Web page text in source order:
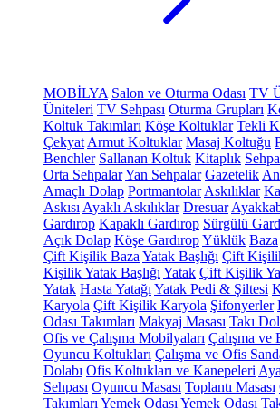
MOBİLYA Salon ve Oturma Odası TV
Üniteleri TV Sehpası Oturma Grupları
Koltuk Takımları Köşe Koltuklar Tekli
Çekyat Armut Koltuklar Masaj Koltuğu
Benchler Sallanan Koltuk Kitaplık
Orta SehpalarYan Sehpalar Gazetelik
Amaçlı Dolap Portmantolar Askılıklar
Askısı Ayaklı Askılıklar Dresuar
Gardırop Kapaklı Gardırop Sürgülü
Açık Dolap Köşe GardıropYüklük Baza
Çift Kişilik Baza Yatak Başlığı Çift
Kişilik Yatak Başlığı Yatak Çift Kişilik
Yatak Hasta Yatağı Yatak Pedi & Şiltesi
Karyola Çift Kişilik Karyola Şifonyerler
Odası Takımları Makyaj Masası Takı
Ofis ve Çalışma Mobilyaları Çalışma ve
Oyuncu Koltukları Çalışma ve Ofis
Dolabı Ofis Koltukları ve Kanepeleri
Sehpası Oyuncu Masası Toplantı Masası
Takımları Yemek Odası Yemek Odası